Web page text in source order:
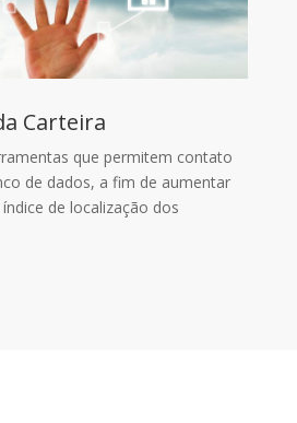
Carteira
que permitem contato
de dados, a fim de aumentar
de localização dos